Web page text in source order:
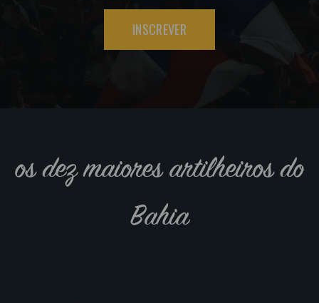
INSCREVER
os dez maiores artilheiros do
Bahia